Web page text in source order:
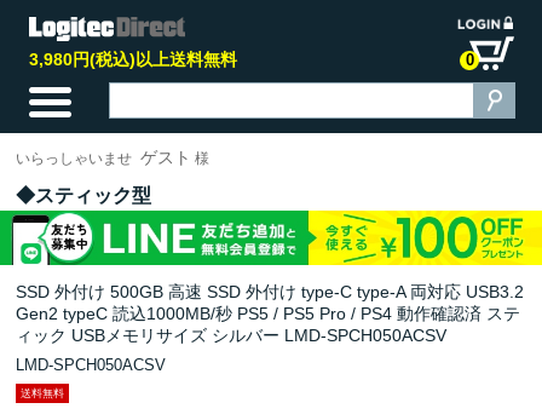
3,980円(税込)以上送料無料 0
いらっしゃいませ ゲスト 様
スティック型
SSD 外付け 500GB 高速 SSD 外付け type-C type-A 両対応 USB3.2
Gen2 typeC 読込1000MB/秒 PS5 / PS5 Pro / PS4 動作確認済 ステ
ィック USBメモリサイズ シルバー LMD-SPCH050ACSV
LMD-SPCH050ACSV
送料無料